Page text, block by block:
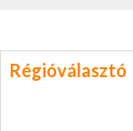
Régióválasztó